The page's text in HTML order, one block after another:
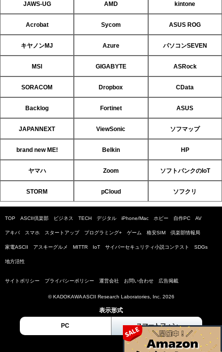
JAWS-UG AMD kintone
Acrobat Sycom ASUS ROG
キヤノンMJ Azure パソコンSEVEN
MSI GIGABYTE ASRock
SORACOM Dropbox CData
Backlog Fortinet ASUS
JAPANNEXT ViewSonic ソフマップ
brand new ME! Belkin HP
ヤマハ Zoom ソフトバンクのIoT
STORM pCloud ソフクリ
TOP ASCII倶楽部 ビジネス TECH デジタル iPhone/Mac ホビー 自作PC AV
アキバ スマホ スタートアップ プログラミング+ ゲーム 格安SIM 倶楽部情報局
家電ASCII アスキーグルメ MITTR IoT サイバーセキュリティ小説コンテスト SDGs
地方活性
サイトポリシー プライバシーポリシー 運営会社 お問い合わせ 広告掲載
© KADOKAWA ASCII Research Laboratories, Inc. 2026
表示形式
PC スマートフォン